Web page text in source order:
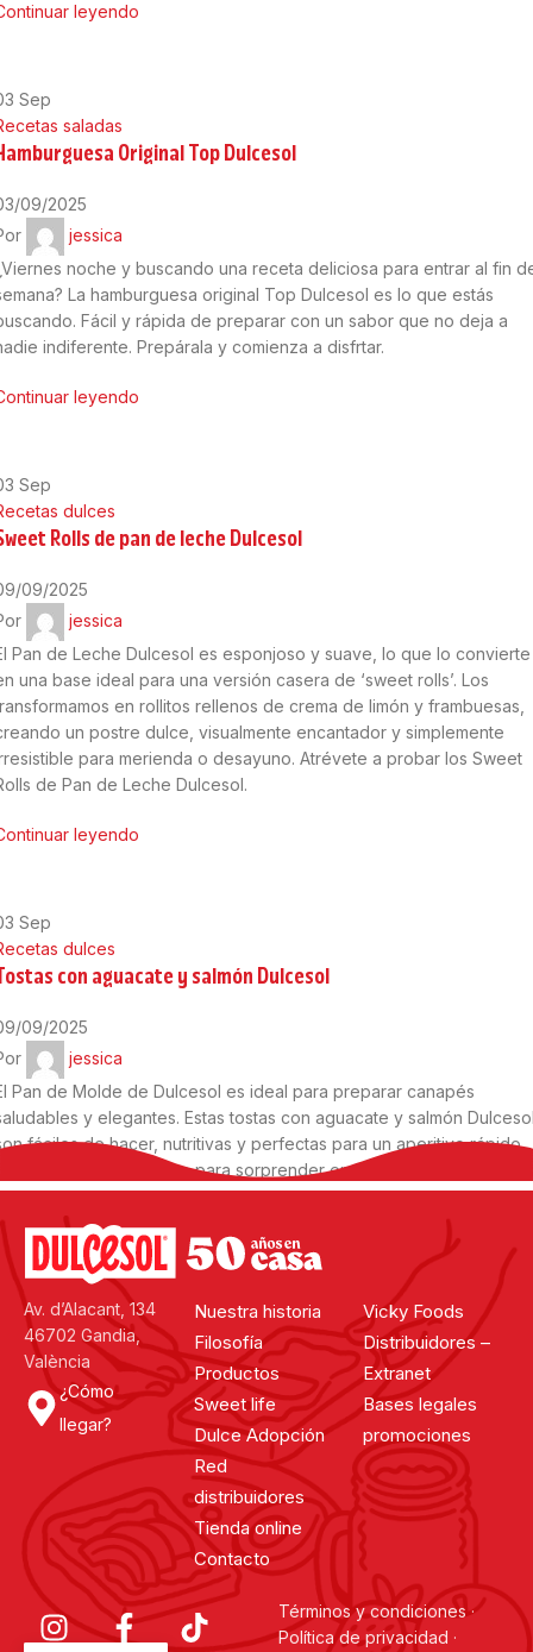
leyendo
Sep
saladas
Original Top Dulcesol
09/2025
jessica
noche y buscando una receta deliciosa para entrar al fin
La hamburguesa original Top Dulcesol es lo que estás
Fácil y rápida de preparar con un sabor que no deja a
indiferente. Prepárala y comienza a disfrtar.
leyendo
Sep
dulces
Rolls de pan de leche Dulcesol
09/2025
jessica
Pan de Leche Dulcesol es esponjoso y suave, lo que lo convierte
una base ideal para una versión casera de ‘sweet rolls’. Los
en rollitos rellenos de crema de limón y frambuesas,
un postre dulce, visualmente encantador y simplemente
para merienda o desayuno. Atrévete a probar los Sweet
de Pan de Leche Dulcesol.
leyendo
Sep
dulces
con aguacate y salmón Dulcesol
09/2025
jessica
Pan de Molde de Dulcesol es ideal para preparar canapés
y elegantes. Estas tostas con aguacate y salmón
fáciles de hacer, nutritivas y perfectas para un aperitivo rápido,
cena ligera o incluso para sorprender en reuniones.
leyendo
Cargar más noticias
Cargando...
Av. d’Alacant, 134
46702 Gandia,
València
¿Cómo
llegar?
Nuestra historia
Filosofía
Productos
Sweet life
Dulce Adopción
Red
distribuidores
Tienda online
Contacto
Vicky Foods
Distribuidores –
Extranet
Bases legales
promociones
Términos y condiciones·
Política de privacidad ·